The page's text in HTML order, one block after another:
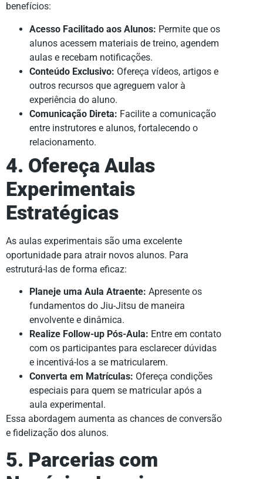
benefícios:
Acesso Facilitado aos Alunos: Permite que os
alunos acessem materiais de treino, agendem
aulas e recebam notificações.
Conteúdo Exclusivo: Ofereça vídeos, artigos e
outros recursos que agreguem valor à
experiência do aluno.
Comunicação Direta: Facilite a comunicação
entre instrutores e alunos, fortalecendo o
relacionamento.
4. Ofereça Aulas
Experimentais
Estratégicas
As aulas experimentais são uma excelente
oportunidade para atrair novos alunos. Para
estruturá-las de forma eficaz:
Planeje uma Aula Atraente: Apresente os
fundamentos do Jiu-Jitsu de maneira
envolvente e dinâmica.
Realize Follow-up Pós-Aula: Entre em contato
com os participantes para esclarecer dúvidas
e incentivá-los a se matricularem.
Converta em Matrículas: Ofereça condições
especiais para quem se matricular após a
aula experimental.
Essa abordagem aumenta as chances de conversão
e fidelização dos alunos.
5. Parcerias com